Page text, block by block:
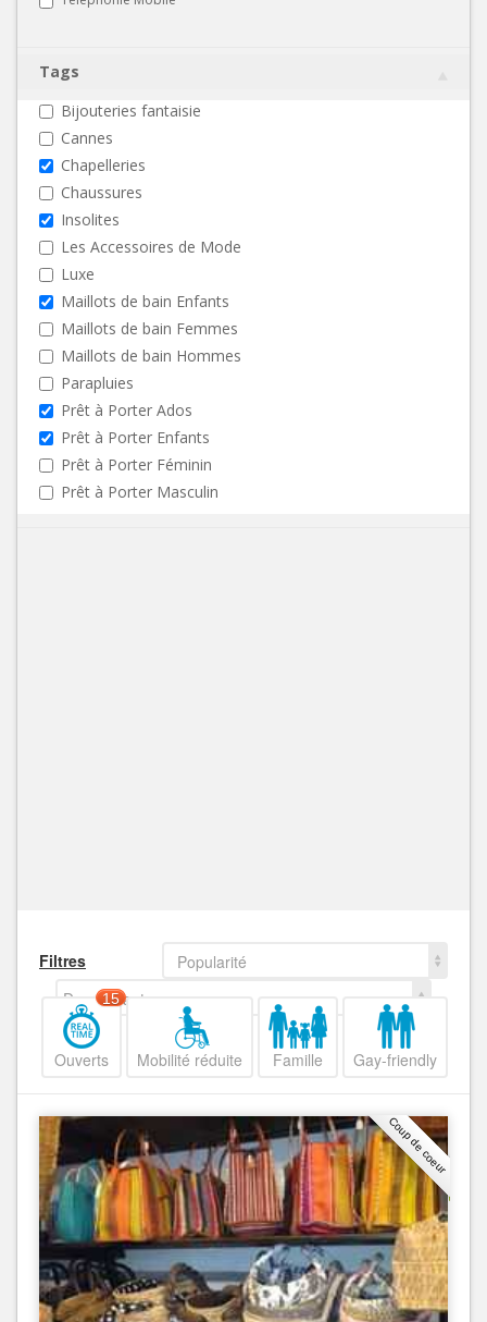
Tags
Bijouteries fantaisie
Cannes
Chapelleries
Chaussures
Insolites
Les Accessoires de Mode
Luxe
Maillots de bain Enfants
Maillots de bain Femmes
Maillots de bain Hommes
Parapluies
Prêt à Porter Ados
Prêt à Porter Enfants
Prêt à Porter Féminin
Prêt à Porter Masculin
Filtres
Popularité
Decroissant
Ouverts
15
Mobilité réduite Famille Gay-friendly
Coup de coeur